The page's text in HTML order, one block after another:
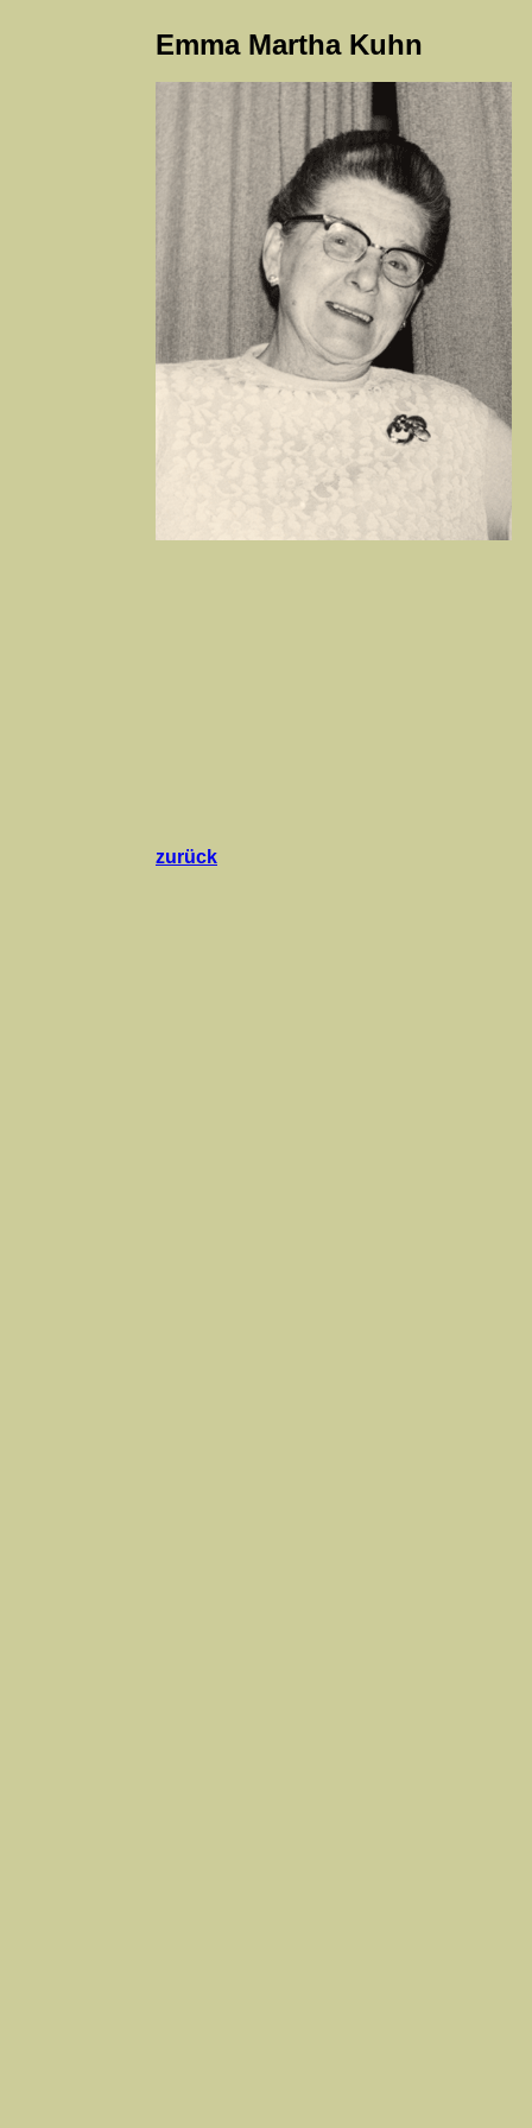
Emma Martha Kuhn
zurück